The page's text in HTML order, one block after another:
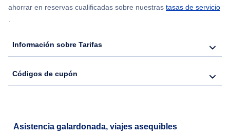
ahorrar en reservas cualificadas sobre nuestras tasas de servicio
.
Información sobre Tarifas
Códigos de cupón
Asistencia galardonada, viajes asequibles